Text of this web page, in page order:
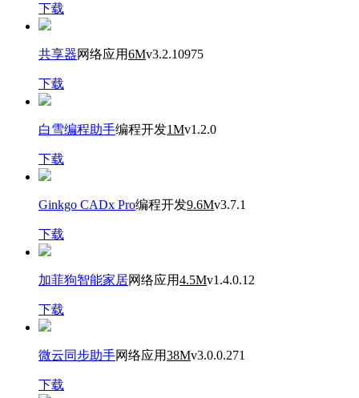
下载
共享器网络应用6Mv3.2.10975
下载
白雪编程助手编程开发1Mv1.2.0
下载
Ginkgo CADx Pro编程开发9.6Mv3.7.1
下载
加菲狗智能家居网络应用4.5Mv1.4.0.12
下载
微云同步助手网络应用38Mv3.0.0.271
下载